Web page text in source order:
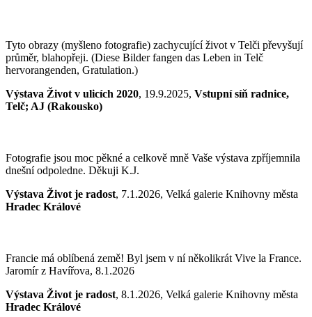
Tyto obrazy (myšleno fotografie) zachycující život v Telči převyšují
průměr, blahopřeji. (Diese Bilder fangen das Leben in Telč
hervorangenden, Gratulation.)
Výstava Život v ulicích 2020, 19.9.2025, Vstupní síň radnice,
Telč; AJ (Rakousko)
Fotografie jsou moc pěkné a celkově mně Vaše výstava zpříjemnila
dnešní odpoledne. Děkuji K.J.
Výstava Život je radost, 7.1.2026, Velká galerie Knihovny města
Hradec Králové
Francie má oblíbená země! Byl jsem v ní několikrát Vive la France.
Jaromír z Havířova, 8.1.2026
Výstava Život je radost, 8.1.2026, Velká galerie Knihovny města
Hradec Králové